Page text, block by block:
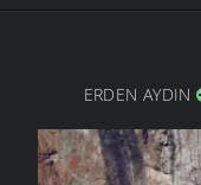
ERDEN AYDIN